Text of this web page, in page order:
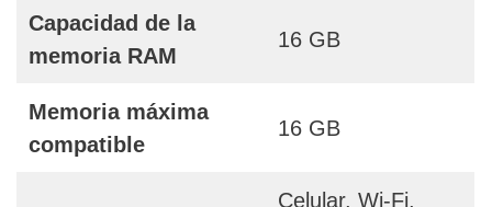
Capacidad de la
memoria RAM
16 GB
Memoria máxima
compatible
16 GB
Celular, Wi-Fi,